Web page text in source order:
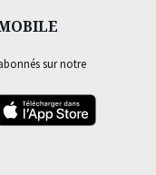
sur notre